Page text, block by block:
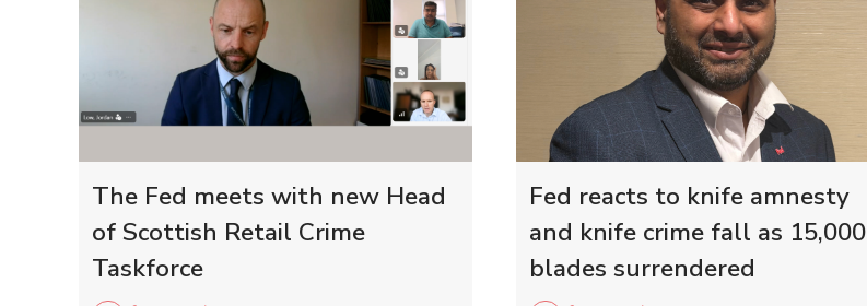
The Fed meets with new Head
of Scottish Retail Crime
Taskforce
Fed reacts to knife amnesty
and knife crime fall as 15,000
blades surrendered